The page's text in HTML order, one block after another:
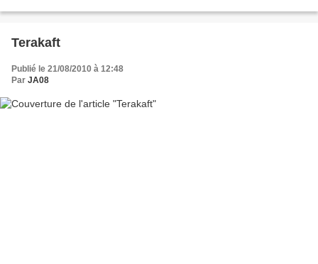
Terakaft
Publié le 21/08/2010 à 12:48
Par JA08